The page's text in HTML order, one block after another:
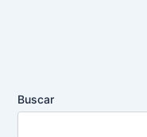
Buscar